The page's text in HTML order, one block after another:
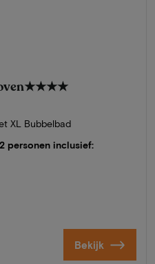
★★★★
XL Bubbelbad
personen inclusief:
Bekijk